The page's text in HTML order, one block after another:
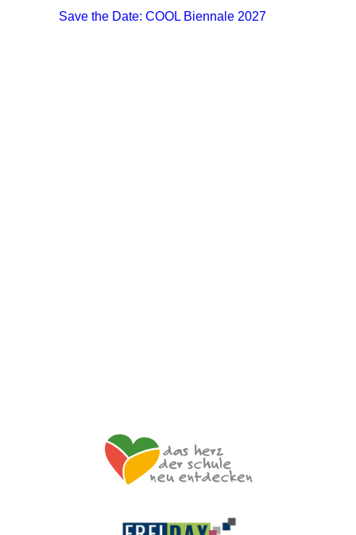
Save the Date: COOL Biennale 2027